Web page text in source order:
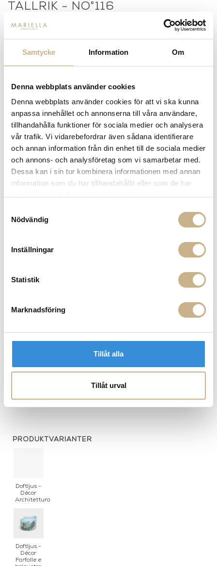
Samtycke Information Om
Denna webbplats använder cookies
Denna webbplats använder cookies för att vi ska kunna
anpassa innehållet och annonserna till våra användare,
tillhandahålla funktioner för sociala medier och analysera
vår trafik. Vi vidarebefordrar även sådana identifierare
och annan information från din enhet till de sociala medier
och annons- och analysföretag som vi samarbetar med.
Dessa kan i sin tur kombinera informationen med annan
information som du har tillhandahållit eller som de har
Nödvändig
Inställningar
Statistik
Marknadsföring
Tillåt alla
Tillåt urval
TALLRIK - NO°116
1.850
+
Leverans inom 3-5 arbetsdagar på lagervaror
Få10% välkomstrabatt när du registrerar dig för vårt
nyhetsbrev
Fri frakt på mindra varor vid köp över 1000:-
900:- i frakt vid köp av större möbler
Hämta i butik
FRÅGA OSS OM PRODUKTEN
BESKRIVNING
PRODUKTVARIANTER
Doftljus -
Décor
Architettura
Doftljus -
Décor
Farfalle e